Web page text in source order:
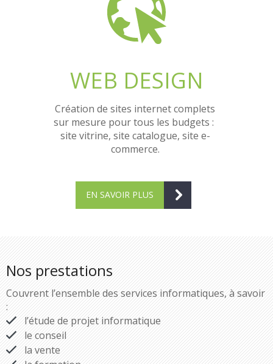
WEB DESIGN
Création de sites internet complets
sur mesure pour tous les budgets :
site vitrine, site catalogue, site e-
commerce.
EN SAVOIR PLUS
Nos prestations
Couvrent l’ensemble des services informatiques, à savoir
:
l’étude de projet informatique
le conseil
la vente